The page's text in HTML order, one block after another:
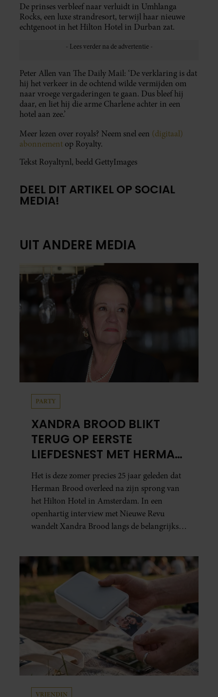
De prinses verbleef naar verluidt in Umhlanga
Rocks, een luxe strandresort, terwijl haar nieuwe
echtgenoot in het Hilton Hotel in Durban zat.
Peter Allen van The Daily Mail: ‘De verklaring is dat
hij het verkeer in de ochtend wilde vermijden om
naar vroege vergaderingen te gaan. Dus bleef hij
daar, en liet hij die arme Charlene achter in een
hotel aan zee.’
Meer lezen over royals? Neem snel een (digitaal)
abonnement op Royalty.
Tekst Royaltynl, beeld GettyImages
DEEL DIT ARTIKEL OP SOCIAL
MEDIA!
UIT ANDERE MEDIA
PARTY
XANDRA BROOD BLIKT
TERUG OP EERSTE
LIEFDESNEST MET HERMAN
BROOD: “HIER IS LOLA
GEBOREN”
Het is deze zomer precies 25 jaar geleden dat
Herman Brood overleed na zijn sprong van
het Hilton Hotel in Amsterdam. In een
openhartig interview met Nieuwe Revu
wandelt Xandra Brood langs de belangrijkste
Leidsedwarsstraat roept een stortvloed aan
herinneringen op. Daar begon hun leven
samen en werd dochter Lola geboren.
VRIENDIN